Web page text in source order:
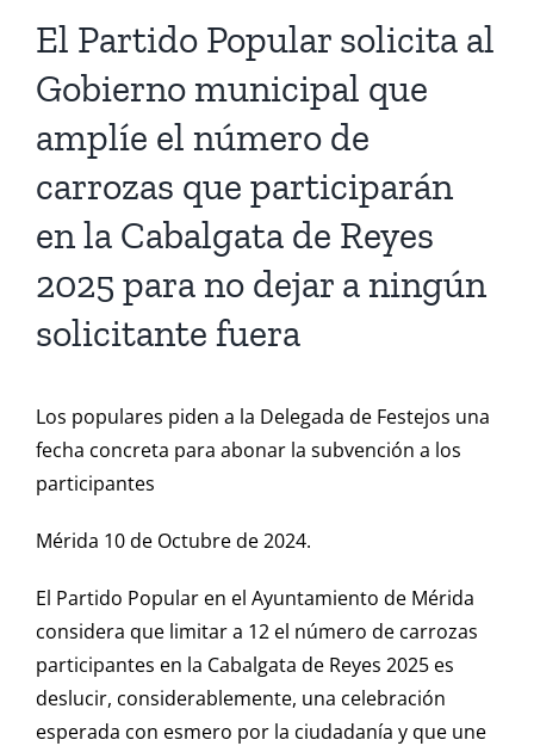
imagen
grande
El Partido Popular solicita al
Gobierno municipal que
amplíe el número de
carrozas que participarán
en la Cabalgata de Reyes
2025 para no dejar a ningún
solicitante fuera
Los populares piden a la Delegada de Festejos una
fecha concreta para abonar la subvención a los
participantes
Mérida 10 de Octubre de 2024.
El Partido Popular en el Ayuntamiento de Mérida
considera que limitar a 12 el número de carrozas
participantes en la Cabalgata de Reyes 2025 es
deslucir, considerablemente, una celebración
esperada con esmero por la ciudadanía y que une